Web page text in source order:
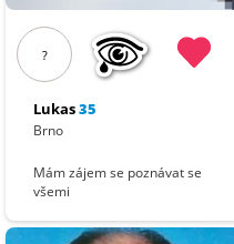
?
Lukas35
Brno
Mám zájem se poznávat se
všemi